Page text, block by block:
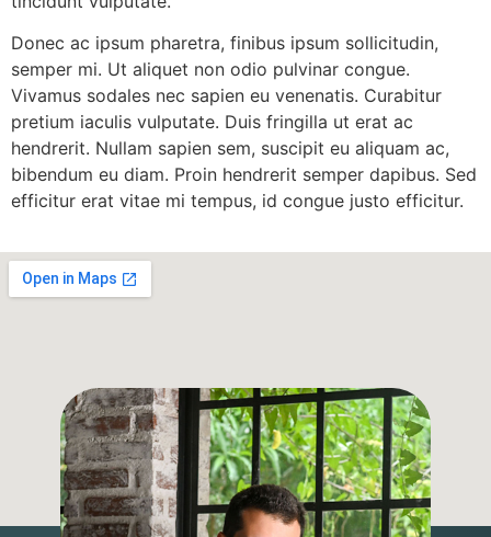
Donec ac ipsum pharetra, finibus ipsum sollicitudin,
semper mi. Ut aliquet non odio pulvinar congue.
Vivamus sodales nec sapien eu venenatis. Curabitur
pretium iaculis vulputate. Duis fringilla ut erat ac
hendrerit. Nullam sapien sem, suscipit eu aliquam ac,
bibendum eu diam. Proin hendrerit semper dapibus. Sed
efficitur erat vitae mi tempus, id congue justo efficitur.